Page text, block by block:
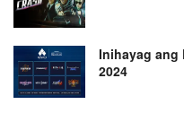
Inihayag ang
2024